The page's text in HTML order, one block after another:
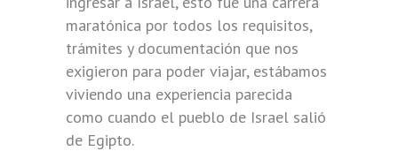
maratónica por todos los requisitos,
trámites y documentación que nos
exigieron para poder viajar, estábamos
viviendo una experiencia parecida
como cuando el pueblo de Israel salió
de Egipto.